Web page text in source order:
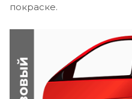
покраске.